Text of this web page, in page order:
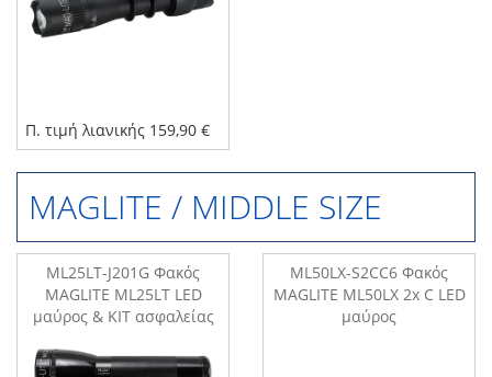
Π. τιμή λιανικής 159,90 €
MAGLITE / MIDDLE SIΖΕ
ML25LT-J201G Φακός
MAGLITE ML25LT LED
μαύρος & KIT ασφαλείας
ML50LX-S2CC6 Φακός
MAGLITE ML50LX 2x C LED
μαύρος